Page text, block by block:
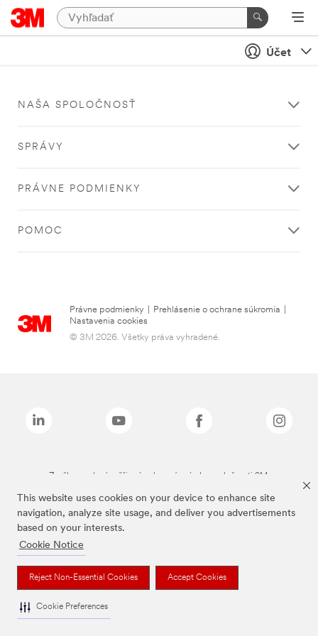
This website uses cookies on your device to enhance site
navigation, analyze site usage, and deliver you advertisements
based on your interests.
Cookie Notice
Reject Non-Essential Cookies Accept Cookies
Cookie Preferences
Účet
NAŠA SPOLOČNOSŤ
SPRÁVY
PRÁVNE PODMIENKY
POMOC
Právne podmienky Prehlásenie o ochrane súkromia
Nastavenia cookies
© 3M 2026. Všetky práva vyhradené.
Značky uvedené vyššie sú ochranné známky spoločnosti 3M.